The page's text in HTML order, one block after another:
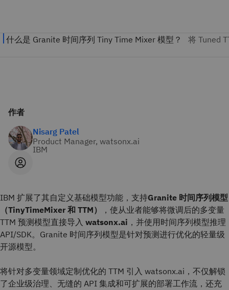
作者
Nisarg Patel
Product Manager, watsonx.ai
IBM
IBM 扩展了其自定义基础模型功能，支持Granite 时间序列模型
（TinyTimeMixer 和 TTM）
，使从业者能够将微调后的多变量
TTM 预测模型直接导入 watsonx.ai ，并使用时间序列模型推理
API/SDK。Granite 时间序列模型是针对预测进行优化的轻量级
开源模型。
将针对多变量领域定制优化的 TTM 引入 watsonx.ai，不仅解锁
了企业级治理、无缝的 API 集成和可扩展的部署工作流，还充